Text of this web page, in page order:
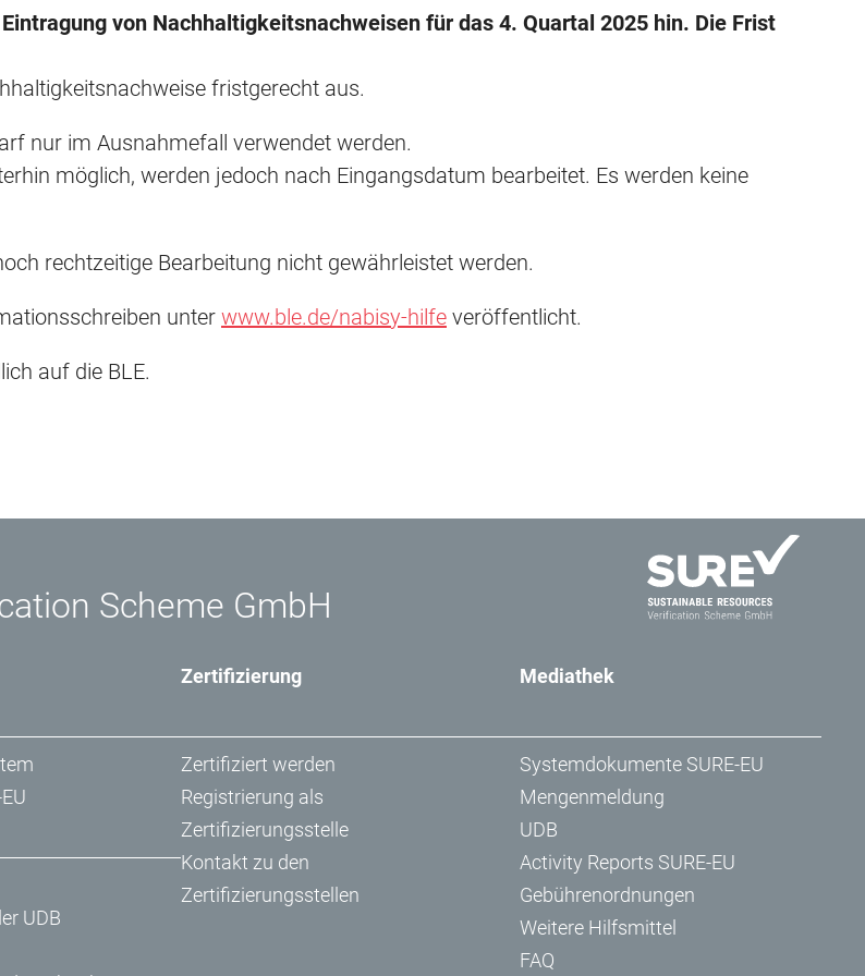
von Nachhaltigkeitsnachweisen für das 4. Quartal 2025 hin. Die Frist
fristgerecht aus.
nur im Ausnahmefall verwendet werden.
möglich, werden jedoch nach Eingangsdatum bearbeitet. Es werden keine
rechtzeitige Bearbeitung nicht gewährleistet werden.
unter www.ble.de/nabisy-hilfe veröffentlicht.
auf die BLE.
Scheme GmbH
UDB
Zertifizierung
Zertifiziert werden
Registrierung als
Zertifizierungsstelle
Kontakt zu den
Zertifizierungsstellen
Mediathek
Systemdokumente SURE-EU
Mengenmeldung
UDB
Activity Reports SURE-EU
Gebührenordnungen
Weitere Hilfsmittel
FAQ